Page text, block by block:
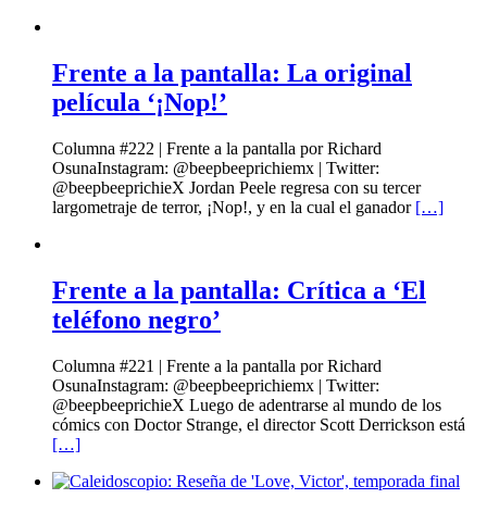
Frente a la pantalla: La original
película ‘¡Nop!’
Columna #222 | Frente a la pantalla por Richard
OsunaInstagram: @beepbeeprichiemx | Twitter:
@beepbeeprichieX Jordan Peele regresa con su tercer
largometraje de terror, ¡Nop!, y en la cual el ganador […]
Frente a la pantalla: Crítica a ‘El
teléfono negro’
Columna #221 | Frente a la pantalla por Richard
OsunaInstagram: @beepbeeprichiemx | Twitter:
@beepbeeprichieX Luego de adentrarse al mundo de los
cómics con Doctor Strange, el director Scott Derrickson está
[…]